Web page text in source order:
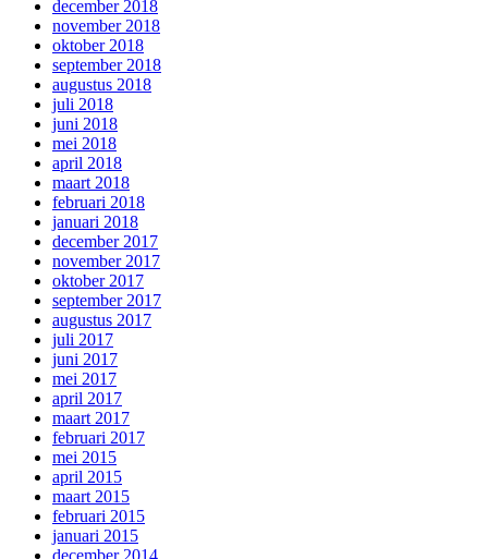
december 2018
november 2018
oktober 2018
september 2018
augustus 2018
juli 2018
juni 2018
mei 2018
april 2018
maart 2018
februari 2018
januari 2018
december 2017
november 2017
oktober 2017
september 2017
augustus 2017
juli 2017
juni 2017
mei 2017
april 2017
maart 2017
februari 2017
mei 2015
april 2015
maart 2015
februari 2015
januari 2015
december 2014